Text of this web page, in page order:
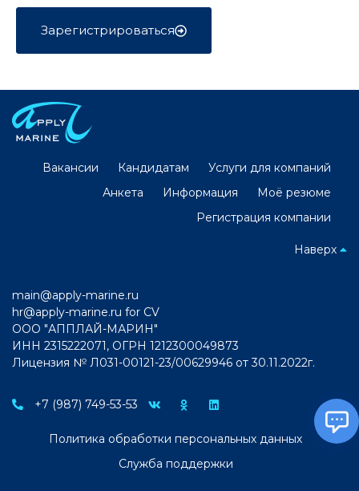
Зарегистрироваться
Вакансии Кандидатам
Услуги для компаний
Анкета
Информация
Моё резюме
Регистрация компании
Наверх
main@apply-marine.ru
hr@apply-marine.ru for CV
ООО "АППЛАЙ-МАРИН"
ИНН 2315222071, ОГРН 1212300049873
Лицензия № Л031-00121-23/00629946 от 30.11.2022г.
+7 (987) 749-53-53
Политика обработки персональных данных
Служба поддержки